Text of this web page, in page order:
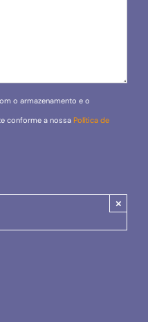
o armazenamento e o
conforme a nossa Política de
×